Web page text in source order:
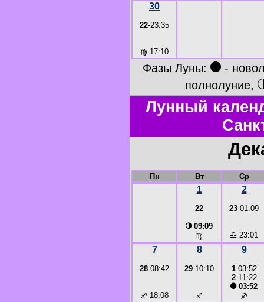
30
22-23:35
♍ 17:10
Фазы Луны: ● -
полнолуние,
Лунный
Пн Вт Ср
1
22
◑09:09
♍
2
23-01:09
♎ 23:01
7
28-08:42
♐ 18:08
8
29-10:10
♐
9
1-03:52
2-11:22
●03:52
♐